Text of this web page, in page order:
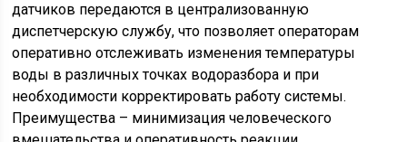
датчиков передаются в централизованную
диспетчерскую службу, что позволяет операторам
оперативно отслеживать изменения температуры
воды в различных точках водоразбора и при
необходимости корректировать работу системы.
Преимущества – минимизация человеческого